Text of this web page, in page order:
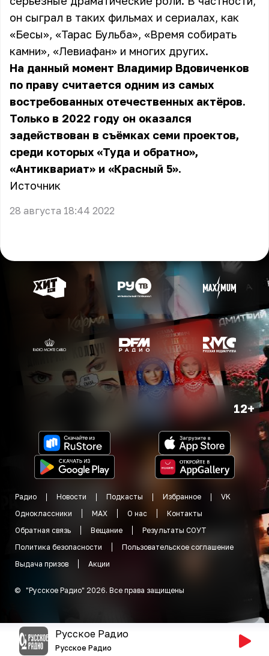
он сыграл в таких фильмах и сериалах, как
«Бесы», «Тарас Бульба», «Время собирать
камни», «Левиафан» и многих других.
На данный момент Владимир Вдовиченков
по праву считается одним из самых
востребованных отечественных актёров.
Только в 2022 году он оказался
задействован в съёмках семи проектов,
среди которых «Туда и обратно»,
«Антиквариат» и «Красный 5».
Источник
28 августа 18:44 2022
12+
Радио Новости Подкасты Избранное
VK
Одноклассники
MAX О нас
Контакты
Обратная связь
Вещание
Результаты СОУТ
Политика безопасности
Пользовательское соглашение
Выдача призов
Акции
© "Русское Радио" 2026. Все права защищены
Русское Радио
Русское Радио